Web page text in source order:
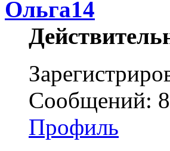
Ольга14
Сообщений:
Профиль